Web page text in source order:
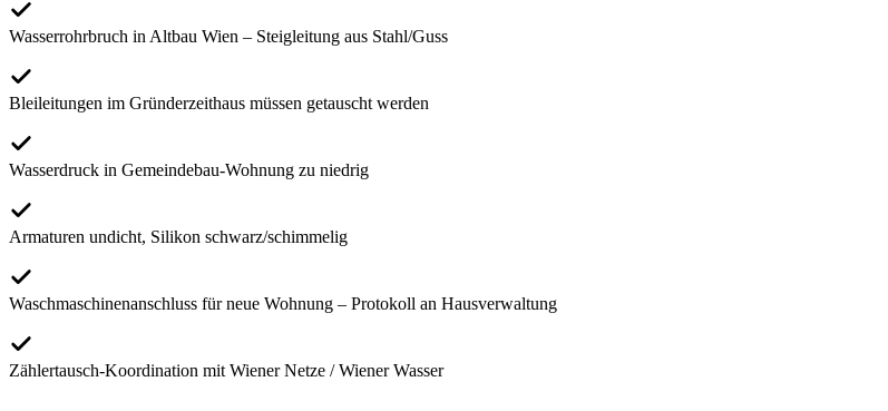
Wasserrohrbruch in Altbau Wien – Steigleitung aus Stahl/Guss
Bleileitungen im Gründerzeithaus müssen getauscht werden
Wasserdruck in Gemeindebau-Wohnung zu niedrig
Armaturen undicht, Silikon schwarz/schimmelig
Waschmaschinenanschluss für neue Wohnung – Protokoll an Hausverwaltung
Zählertausch-Koordination mit Wiener Netze / Wiener Wasser